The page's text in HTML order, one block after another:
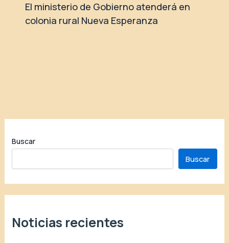
El ministerio de Gobierno atenderá en
colonia rural Nueva Esperanza
Buscar
Buscar
Noticias recientes